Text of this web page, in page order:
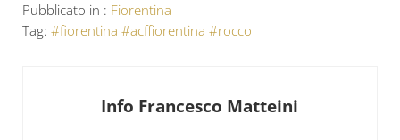
Pubblicato in : Fiorentina
Tag: #fiorentina #acffiorentina #rocco
Info Francesco Matteini